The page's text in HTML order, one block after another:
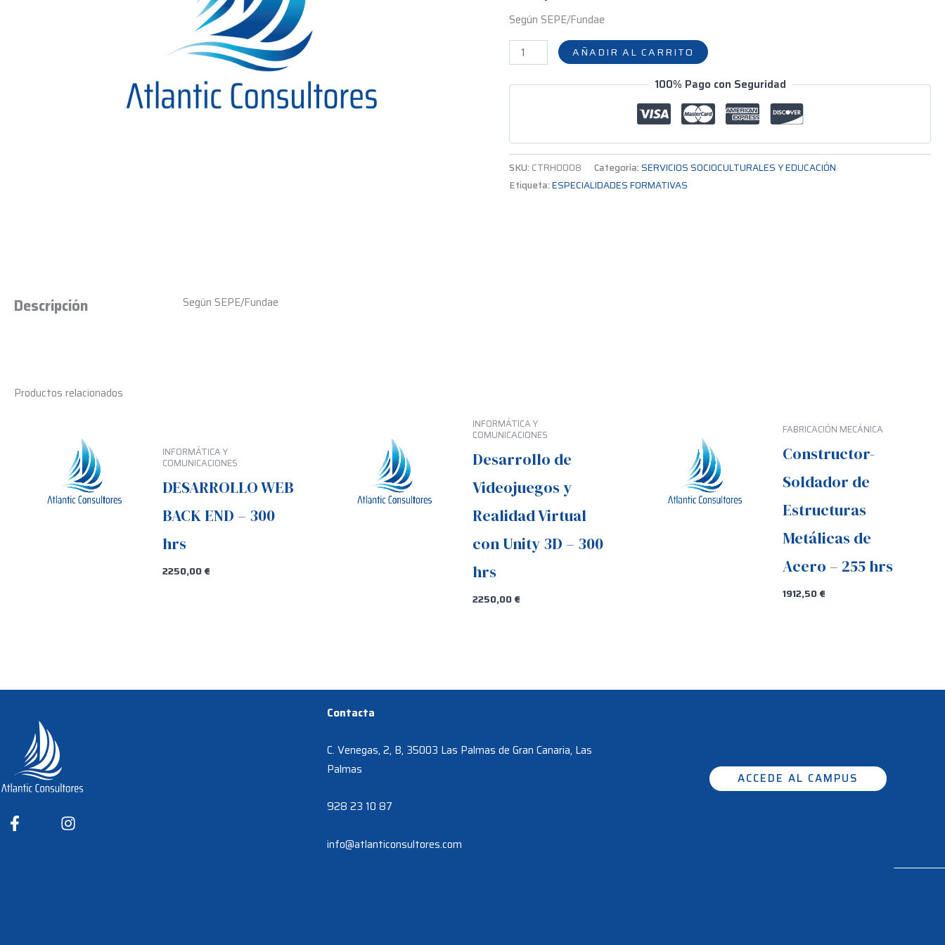
Según SEPE/Fundae
cantidad
AÑADIR AL CARRITO
100% Pago con Seguridad
SKU: CTRH0008 Categoría:SERVICIOS SOCIOCULTURALES Y EDUCACIÓN
Etiqueta:ESPECIALIDADES FORMATIVAS
Descripción Según SEPE/Fundae
Productos relacionados
INFORMÁTICA Y
COMUNICACIONES
DESARROLLO WEB
BACK END – 300
hrs
2250,00€
INFORMÁTICA Y
COMUNICACIONES
Desarrollo de
Videojuegos y
Realidad Virtual
con Unity 3D – 300
hrs
2250,00€
FABRICACIÓN MECÁNICA
Constructor-
Soldador de
Estructuras
Metálicas de
Acero – 255 hrs
1912,50€
Contacta
C. Venegas, 2, B, 35003 Las Palmas de Gran Canaria, Las
Palmas
928 23 10 87
info@atlanticonsultores.com
ACCEDE AL CAMPUS